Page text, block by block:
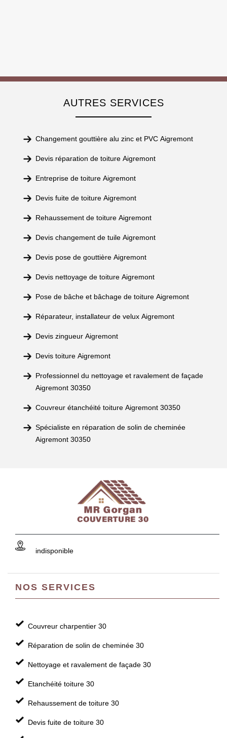
AUTRES SERVICES
Changement gouttière alu zinc et PVC Aigremont
Devis réparation de toiture Aigremont
Entreprise de toiture Aigremont
Devis fuite de toiture Aigremont
Rehaussement de toiture Aigremont
Devis changement de tuile Aigremont
Devis pose de gouttière Aigremont
Devis nettoyage de toiture Aigremont
Pose de bâche et bâchage de toiture Aigremont
Réparateur, installateur de velux Aigremont
Devis zingueur Aigremont
Devis toiture Aigremont
Professionnel du nettoyage et ravalement de façade
Aigremont 30350
Couvreur étanchéité toiture Aigremont 30350
Spécialiste en réparation de solin de cheminée
Aigremont 30350
indisponible
NOS SERVICES
Couvreur charpentier 30
Réparation de solin de cheminée 30
Nettoyage et ravalement de façade 30
Etanchéité toiture 30
Rehaussement de toiture 30
Devis fuite de toiture 30